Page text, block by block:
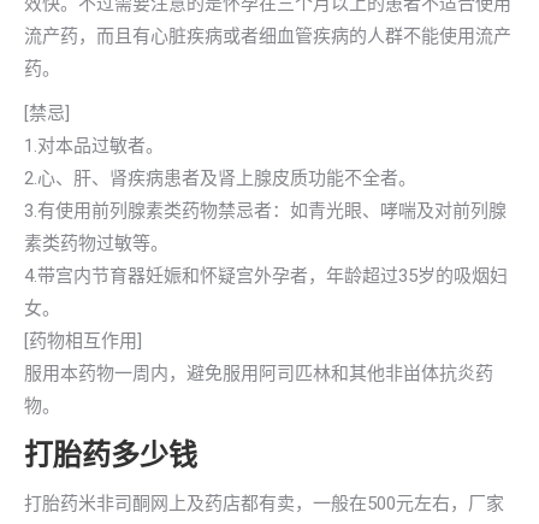
流产药，而且有心脏疾病或者细血管疾病的人群不能使用流产
药。
[禁忌]
1.对本品过敏者。
2.心、肝、肾疾病患者及肾上腺皮质功能不全者。
3.有使用前列腺素类药物禁忌者：如青光眼、哮喘及对前列腺
素类药物过敏等。
4.带宫内节育器妊娠和怀疑宫外孕者，年龄超过35岁的吸烟妇
女。
[药物相互作用]
服用本药物一周内，避免服用阿司匹林和其他非畄体抗炎药
物。
打胎药多少钱
打胎药米非司酮网上及药店都有卖，一般在500元左右，厂家